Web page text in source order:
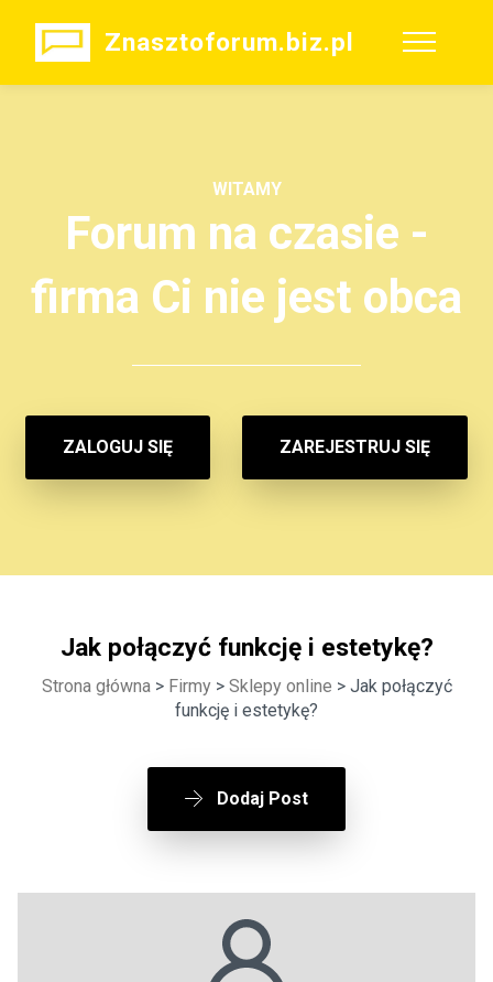
Znasztoforum.biz.pl
WITAMY
Forum na czasie -
firma Ci nie jest obca
ZALOGUJ SIĘ ZAREJESTRUJ SIĘ
Jak połączyć funkcję i estetykę?
Strona główna> Firmy> Sklepy online > Jak połączyć
funkcję i estetykę?
Dodaj Post